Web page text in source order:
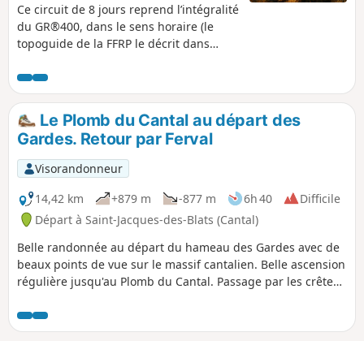
Ce circuit de 8 jours reprend l’intégralité
du GR®400, dans le sens horaire (le
topoguide de la FFRP le décrit dans
Le Plomb du Cantal au départ des
Gardes. Retour par Ferval
Visorandonneur
14,42 km
+879 m -877 m 6h 40
Difficile
Départ à Saint-Jacques-des-Blats (Cantal)
Belle randonnée au départ du hameau des Gardes avec de
beaux points de vue sur le massif cantalien. Belle ascension
régulière jusqu'au Plomb du Cantal. Passage par les crêtes
dans les estives, attention aux vaches présentes à partir du
mois de mai jusqu'en automne.